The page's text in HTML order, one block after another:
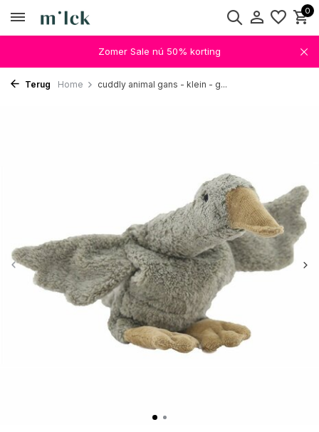
0
Zomer Sale nú 50% korting
Terug Home cuddly animal gans - klein - g...